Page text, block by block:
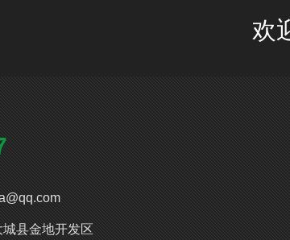
欢
县金地开发区